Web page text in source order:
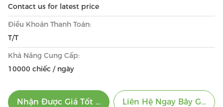
Contact us for latest price
Điều Khoản Thanh Toán:
T/T
Khả Năng Cung Cấp:
10000 chiếc / ngày
Nhận Được Giá Tốt Nhất Liên Hệ Ngay Bây Giờ